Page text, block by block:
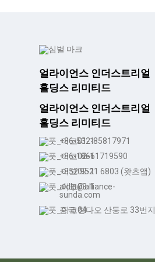
얼라이언스 인더스트리얼
홀딩스 리미티드
얼라이언스 인더스트리얼
홀딩스 리미티드
+86-532-85817971
+86-18661719590
+852 9521 6803 (왓츠앱)
aldlp@alliance-
sunda.com
중국 칭다오 산둥로 33번지